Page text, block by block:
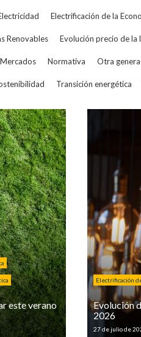
Electrificación de la
Renovables Evolución precio de la
Mercados Normativa Otra
Transición energética
este verano
Electrificación
Evolución
2026
27 de julio de